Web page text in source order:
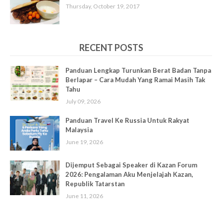
Thursday, October 19, 2017
RECENT POSTS
Panduan Lengkap Turunkan Berat Badan Tanpa
Berlapar – Cara Mudah Yang Ramai Masih Tak
Tahu
July 09, 2026
Panduan Travel Ke Russia Untuk Rakyat
Malaysia
June 19, 2026
Dijemput Sebagai Speaker di Kazan Forum
2026: Pengalaman Aku Menjelajah Kazan,
Republik Tatarstan
June 11, 2026